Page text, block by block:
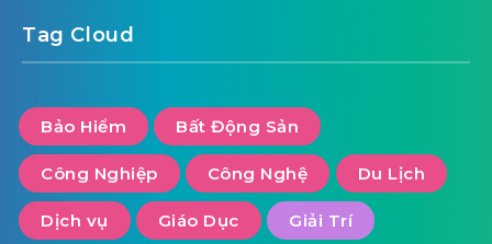
Tag Cloud
Bảo Hiểm Bất Động Sản
Công Nghiệp Công Nghệ Du Lịch
Dịch vụ Giáo Dục Giải Trí